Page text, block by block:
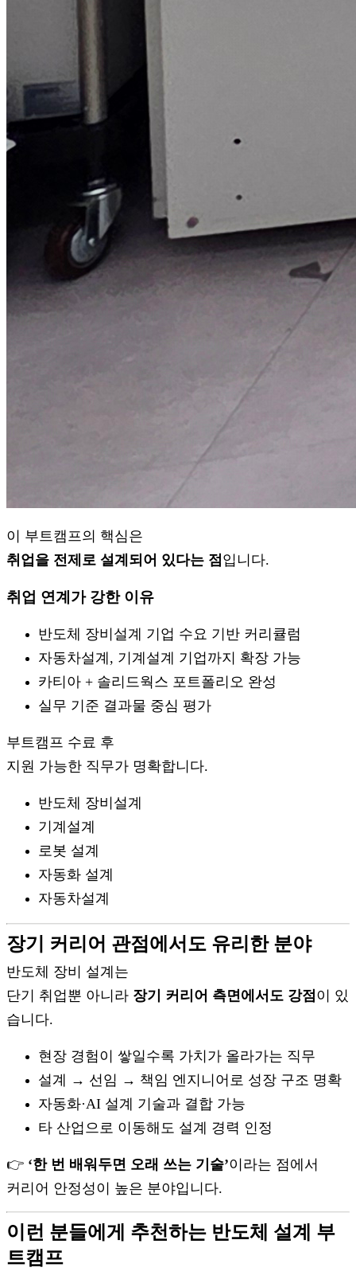
이 부트캠프의 핵심은
취업을 전제로 설계되어 있다는 점 입니다.
취업 연계가 강한 이유
반도체 장비설계 기업 수요 기반 커리큘럼
자동차설계, 기계설계 기업까지 확장 가능
카티아 + 솔리드웍스 포트폴리오 완성
실무 기준 결과물 중심 평가
부트캠프 수료 후
지원 가능한 직무가 명확합니다.
반도체 장비설계
기계설계
로봇 설계
자동화 설계
자동차설계
장기 커리어 관점에서도 유리한 분야
반도체 장비 설계는
단기 취업뿐 아니라 장기 커리어 측면에서도 강점 이 있
습니다.
현장 경험이 쌓일수록 가치가 올라가는 직무
설계 → 선임 → 책임 엔지니어로 성장 구조 명확
자동화·AI 설계 기술과 결합 가능
타 산업으로 이동해도 설계 경력 인정
👉 ‘한 번 배워두면 오래 쓰는 기술’이라는 점에서
커리어 안정성이 높은 분야입니다.
이런 분들에게 추천하는 반도체 설계 부
트캠프